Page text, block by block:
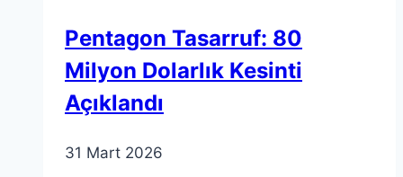
Pentagon Tasarruf: 80
Milyon Dolarlık Kesinti
Açıklandı
31 Mart 2026